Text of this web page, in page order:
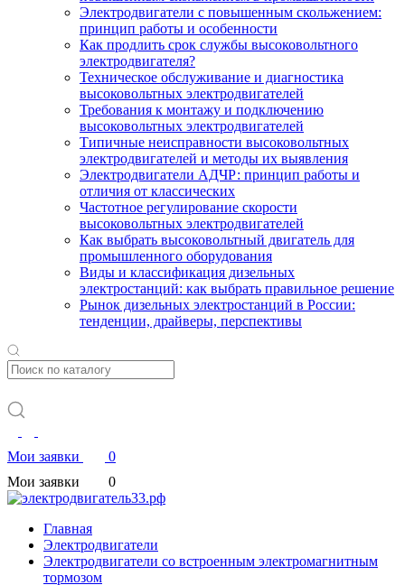
Электродвигатели с повышенным скольжением:
принцип работы и особенности
Как продлить срок службы высоковольтного
электродвигателя?
Техническое обслуживание и диагностика
высоковольтных электродвигателей
Требования к монтажу и подключению
высоковольтных электродвигателей
Типичные неисправности высоковольтных
электродвигателей и методы их выявления
Электродвигатели АДЧР: принцип работы и
отличия от классических
Частотное регулирование скорости
высоковольтных электродвигателей
Как выбрать высоковольтный двигатель для
промышленного оборудования
Виды и классификация дизельных
электростанций: как выбрать правильное решение
Рынок дизельных электростанций в России:
тенденции, драйверы, перспективы
Мои заявки
0
Мои заявки
0
Главная
Электродвигатели
Электродвигатели со встроенным электромагнитным
тормозом